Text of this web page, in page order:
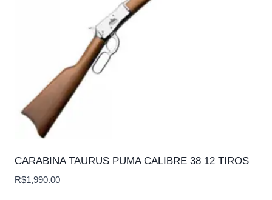
CARABINA TAURUS PUMA CALIBRE 38 12 TIROS
R$1,990.00